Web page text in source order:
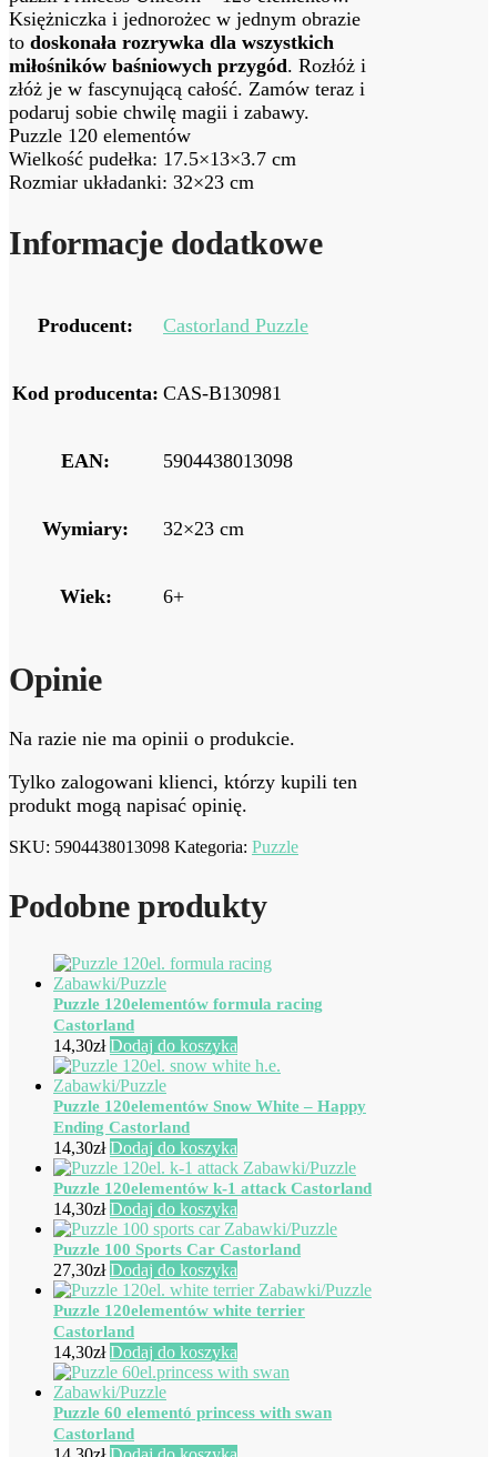
Księżniczka i jednorożec w jednym obrazie
to doskonała rozrywka dla wszystkich
miłośników baśniowych przygód. Rozłóż i
złóż je w fascynującą całość. Zamów teraz i
podaruj sobie chwilę magii i zabawy.
Puzzle 120 elementów
Wielkość pudełka: 17.5×13×3.7 cm
Rozmiar układanki: 32×23 cm
Informacje dodatkowe
Producent: Castorland Puzzle
Kod producenta: CAS-B130981
EAN: 5904438013098
Wymiary: 32×23 cm
Wiek: 6+
Opinie
Na razie nie ma opinii o produkcie.
Tylko zalogowani klienci, którzy kupili ten
produkt mogą napisać opinię.
SKU: 5904438013098 Kategoria: Puzzle
Podobne produkty
Puzzle 120elementów formula racing
Castorland
14,30zł Dodaj do koszyka
Puzzle 120elementów Snow White – Happy
Ending Castorland
14,30zł Dodaj do koszyka
Puzzle 120elementów k-1 attack Castorland
14,30zł Dodaj do koszyka
Puzzle 100 Sports Car Castorland
27,30zł Dodaj do koszyka
Puzzle 120elementów white terrier
Castorland
14,30zł Dodaj do koszyka
Puzzle 60 elementó princess with swan
Castorland